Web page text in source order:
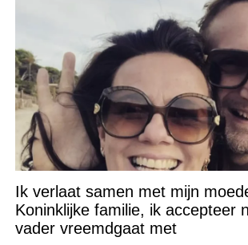
Ik verlaat samen met mijn
Koninklijke familie, ik accepteer
vader vreemdgaat met